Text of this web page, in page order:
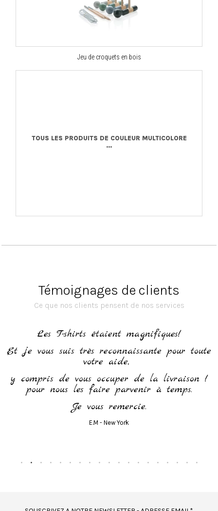
Jeu de croquets en bois
TOUS LES PRODUITS DE COULEUR MULTICOLORE
...
Témoignages de clients
Ce que nos clients pensent de nos services
Les T-shirts étaient magnifiques!
Et je vous suis très reconnaissante pour toute
votre aide,
y compris de vous occuper de la livraison !
pour nous les faire parvenir à temps.
Je vous remercie.
E.M - New York